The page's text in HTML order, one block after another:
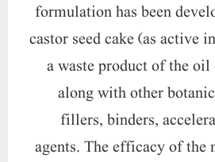
formulation has been
castor seed cake (as active
a waste product of the
along with other
fillers, binders,
agents. The efficacy of the